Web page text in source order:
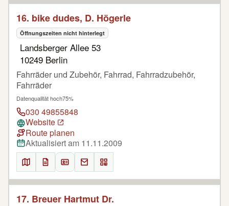
16. bike dudes, D. Högerle
Öffnungszeiten nicht hinterlegt
Landsberger Allee 53
10249 Berlin
Fahrräder und Zubehör, Fahrrad, Fahrradzubehör,
Fahrräder
Datenqualität hoch75%
030 49855848
Website
Route planen
Aktualisiert am 11.11.2009
17. Breuer Hartmut Dr.